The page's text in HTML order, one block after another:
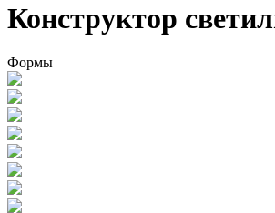
Конструктор
Формы